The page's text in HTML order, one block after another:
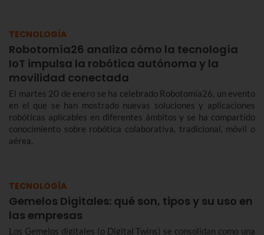
TECNOLOGÍA
Robotomía26 analiza cómo la tecnología
IoT impulsa la robótica autónoma y la
movilidad conectada
El martes 20 de enero se ha celebrado Robotomía26, un evento
en el que se han mostrado nuevas soluciones y aplicaciones
robóticas aplicables en diferentes ámbitos y se ha compartido
conocimiento sobre robótica colaborativa, tradicional, móvil o
aérea.
TECNOLOGÍA
Gemelos Digitales: qué son, tipos y su uso en
las empresas
Los Gemelos digitales (o Digital Twins) se consolidan como una